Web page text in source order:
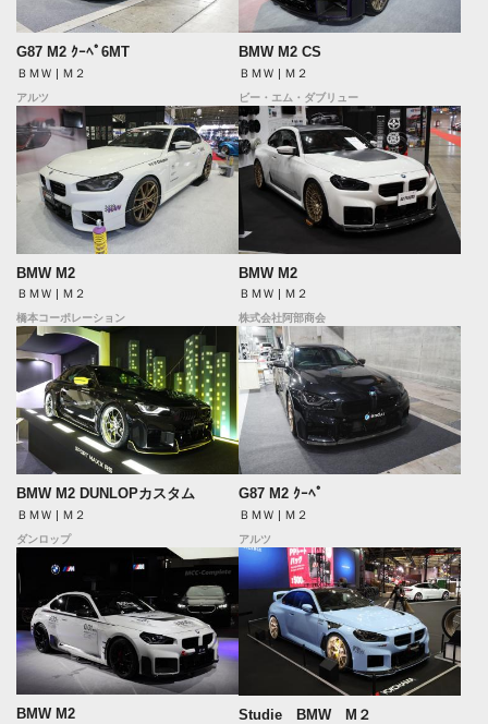
G87 M2 ｸｰﾍﾟ6MT
ＢＭＷ | Ｍ２
アルツ
BMW M2 CS
ＢＭＷ | Ｍ２
ビー・エム・ダブリュー
BMW M2
ＢＭＷ | Ｍ２
橋本コーポレーション
BMW M2
ＢＭＷ | Ｍ２
株式会社阿部商会
BMW M2 DUNLOPカスタム
ＢＭＷ | Ｍ２
ダンロップ
G87 M2 ｸｰﾍﾟ
ＢＭＷ | Ｍ２
アルツ
BMW M2 Studie BMW M２